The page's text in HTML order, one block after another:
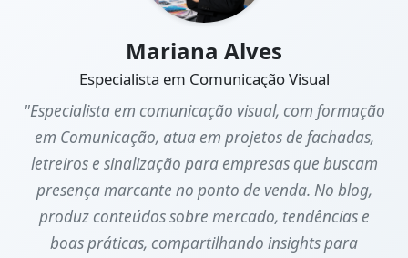
Mariana Alves
Especialista em Comunicação Visual
"Especialista em comunicação visual, com formação
em Comunicação, atua em projetos de fachadas,
letreiros e sinalização para empresas que buscam
presença marcante no ponto de venda. No blog,
produz conteúdos sobre mercado, tendências e
boas práticas, compartilhando insights para